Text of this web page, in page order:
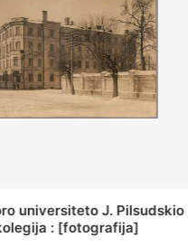
ir duomenys apie Selcų
vienuolyną, Rečycos pav.]